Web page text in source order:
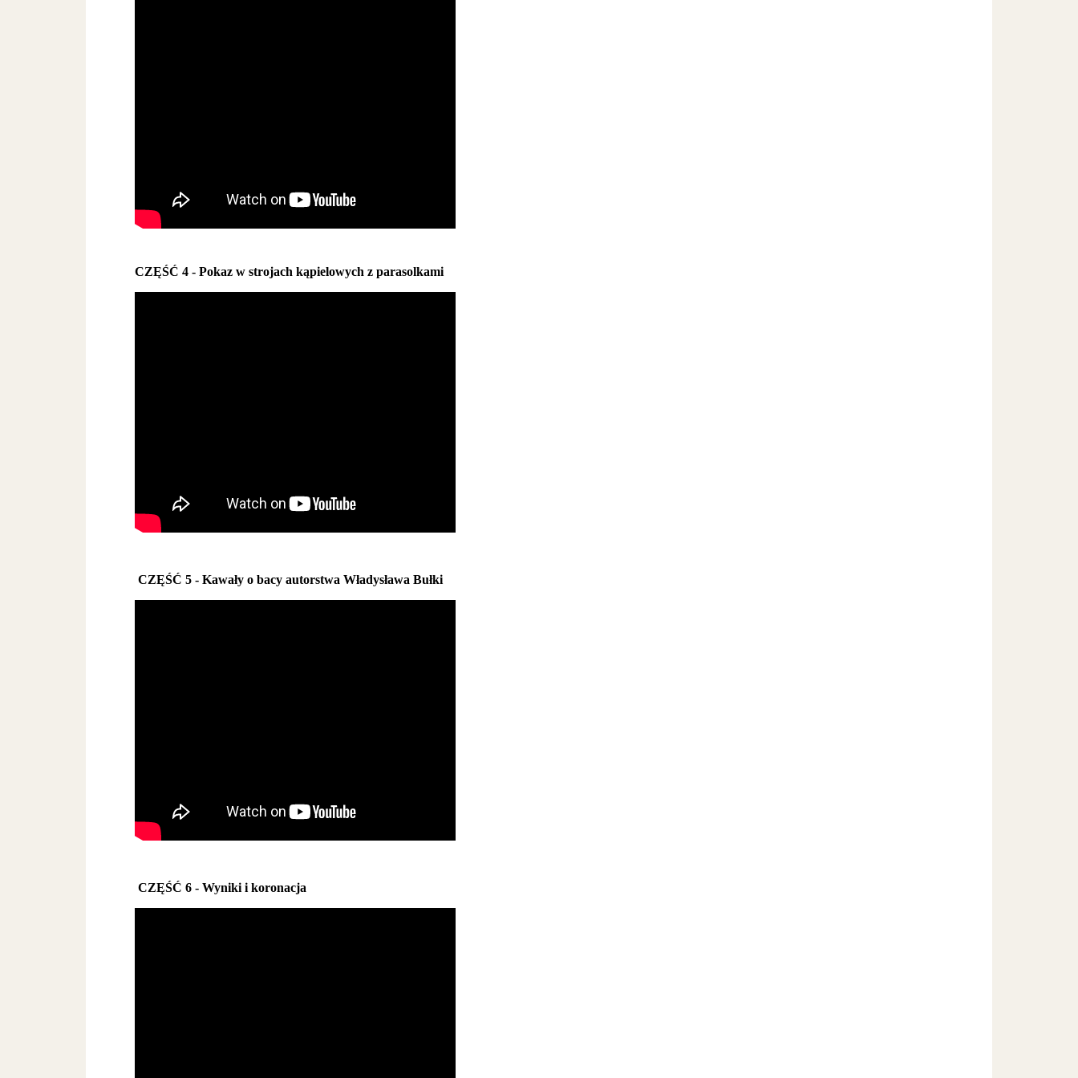
CZĘŚĆ 4 - Pokaz w strojach kąpielowych z parasolkami
CZĘŚĆ 5 - Kawały o bacy autorstwa Władysława Bułki
CZĘŚĆ 6 - Wyniki i koronacja